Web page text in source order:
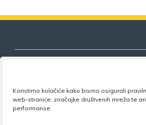
Koristimo kolačiće kako bismo osigurali
web-stranice, značajke društvenih mreža te
performanse.
Nezavisni sindikat znanosti i
obrazovanja